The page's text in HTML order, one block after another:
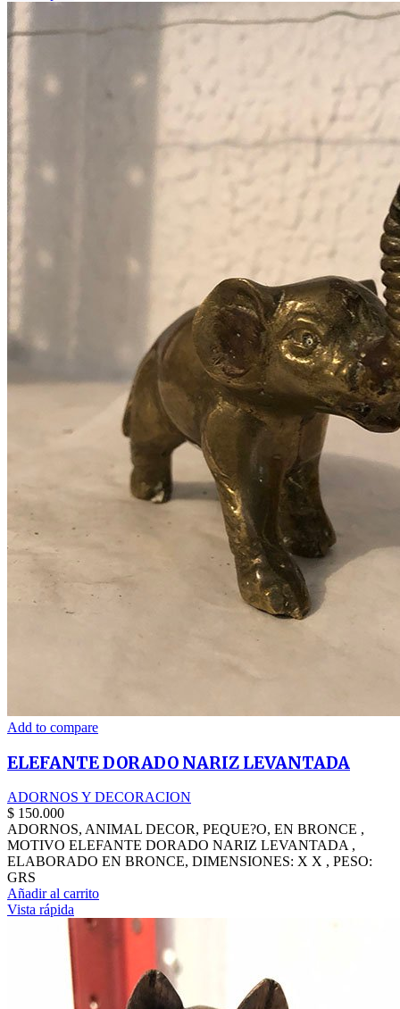
Add to compare
ELEFANTE DORADO NARIZ LEVANTADA
ADORNOS Y DECORACION
$ 150.000
ADORNOS, ANIMAL DECOR, PEQUE?O, EN BRONCE ,
MOTIVO ELEFANTE DORADO NARIZ LEVANTADA ,
ELABORADO EN BRONCE, DIMENSIONES: X X , PESO:
GRS
Añadir al carrito
Vista rápida